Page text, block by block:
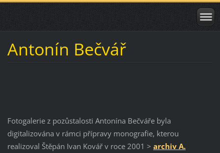
Antonín Bečvář
Fotogalerie z pozůstalosti Antonína Bečváře byla
digitalizována v rámci přípravy monografie, kterou
realizoval Štěpán Ivan Kovář v roce 2001 > archiv A.